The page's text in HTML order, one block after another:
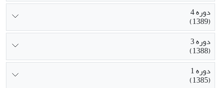
دوره 4
(1389)
دوره 3
(1388)
دوره 1
(1385)